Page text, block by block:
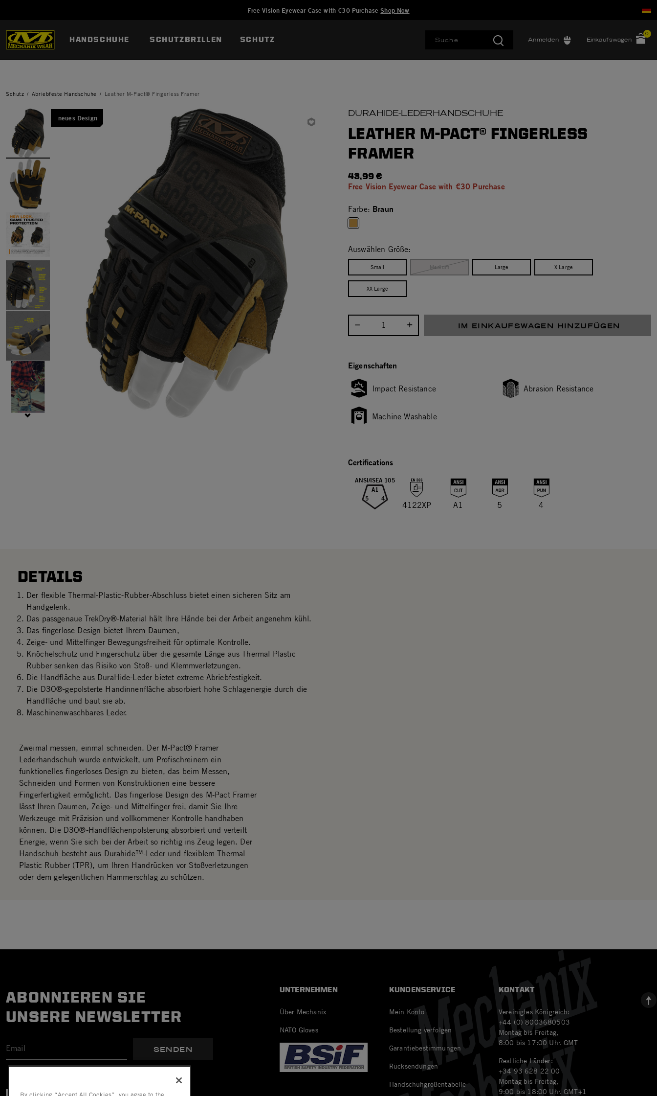
Free Vision Eyewear Case with €30 PurchaseShop Now
HANDSCHUHE SCHUTZBRILLEN SCHUTZ Anmelden Einkaufswagen
0
Schutz Abriebfeste Handschuhe Leather M-Pact® Fingerless Framer
neues Design DURAHIDE-LEDERHANDSCHUHE
LEATHER M-PACT® FINGERLESS
FRAMER
43,99 €
Free Vision Eyewear Case with €30 Purchase
Farbe: Braun
Auswählen Größe:
Small Medium Large X Large
XX Large
Menge auswählen: IM EINKAUFSWAGEN HINZUFÜGEN
Eigenschaften
Impact Resistance Abrasion Resistance
Machine Washable
Certifications
ANSI/ISEA 105
A1
5 4
4122XP A1 5 4
DETAILS
Der flexible Thermal-Plastic-Rubber-Abschluss bietet einen sicheren Sitz am
Handgelenk.
Das passgenaue TrekDry®-Material hält Ihre Hände bei der Arbeit angenehm kühl.
Das fingerlose Design bietet Ihrem Daumen,
Zeige- und Mittelfinger Bewegungsfreiheit für optimale Kontrolle.
Knöchelschutz und Fingerschutz über die gesamte Länge aus Thermal Plastic
Rubber senken das Risiko von Stoß- und Klemmverletzungen.
Die Handfläche aus DuraHide-Leder bietet extreme Abriebfestigkeit.
Die D3O®-gepolsterte Handinnenfläche absorbiert hohe Schlagenergie durch die
Handfläche und baut sie ab.
Maschinenwaschbares Leder.
Zweimal messen, einmal schneiden. Der M-Pact® Framer
Lederhandschuh wurde entwickelt, um Profischreinern ein
funktionelles fingerloses Design zu bieten, das beim Messen,
Schneiden und Formen von Konstruktionen eine bessere
Fingerfertigkeit ermöglicht. Das fingerlose Design des M-Pact Framer
lässt Ihren Daumen, Zeige- und Mittelfinger frei, damit Sie Ihre
Werkzeuge mit Präzision und vollkommener Kontrolle handhaben
können. Die D3O®-Handflächenpolsterung absorbiert und verteilt
Energie, wenn Sie sich bei der Arbeit so richtig ins Zeug legen. Der
Handschuh besteht aus Durahide™-Leder und flexiblem Thermal
Plastic Rubber (TPR), um Ihren Handrücken vor Stoßverletzungen
oder dem gelegentlichen Hammerschlag zu schützen.
ABONNIEREN SIE
UNSERE NEWSLETTER
SENDEN
UNTERNEHMEN
Über Mechanix
NATO Gloves
KUNDENSERVICE
Mein Konto
Bestellung verfolgen
Garantiebestimmungen
Rücksendungen
Handschuhgrößentabelle
KONTAKT
Vereinigtes Königreich:
+44 (0) 8003680503
Montag bis Freitag,
8:00 bis 17:00 Uhr. GMT
Restliche Länder:
+34 93 628 22 00
Montag bis Freitag,
9:00 bis 18:00 Uhr. GMT+1
Hinzugefügt zu Wunschliste verwalten